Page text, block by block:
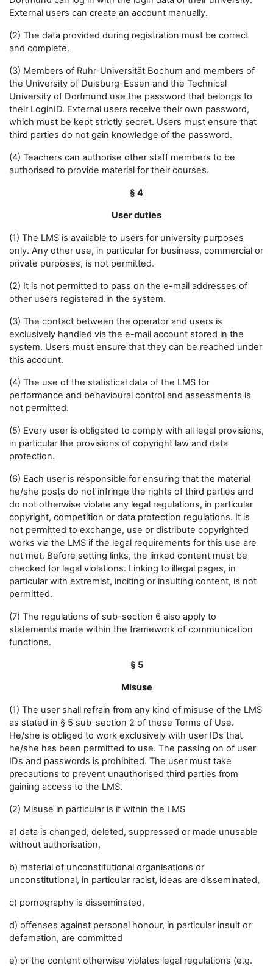
External users can create an account manually.
(2) The data provided during registration must be correct
and complete.
(3) Members of Ruhr-Universität Bochum and members of
the University of Duisburg-Essen and the Technical
University of Dortmund use the password that belongs to
their LoginID. External users receive their own password,
which must be kept strictly secret. Users must ensure that
third parties do not gain knowledge of the password.
(4) Teachers can authorise other staff members to be
authorised to provide material for their courses.
§ 4
User duties
(1) The LMS is available to users for university purposes
only. Any other use, in particular for business, commercial or
private purposes, is not permitted.
(2) It is not permitted to pass on the e-mail addresses of
other users registered in the system.
(3) The contact between the operator and users is
exclusively handled via the e-mail account stored in the
system. Users must ensure that they can be reached under
this account.
(4) The use of the statistical data of the LMS for
performance and behavioural control and assessments is
not permitted.
(5) Every user is obligated to comply with all legal provisions,
in particular the provisions of copyright law and data
protection.
(6) Each user is responsible for ensuring that the material
he/she posts do not infringe the rights of third parties and
do not otherwise violate any legal regulations, in particular
copyright, competition or data protection regulations. It is
not permitted to exchange, use or distribute copyrighted
works via the LMS if the legal requirements for this use are
not met. Before setting links, the linked content must be
checked for legal violations. Linking to illegal pages, in
particular with extremist, inciting or insulting content, is not
permitted.
(7) The regulations of sub-section 6 also apply to
statements made within the framework of communication
functions.
§ 5
Misuse
(1) The user shall refrain from any kind of misuse of the LMS
as stated in § 5 sub-section 2 of these Terms of Use.
He/she is obliged to work exclusively with user IDs that
he/she has been permitted to use. The passing on of user
IDs and passwords is prohibited. The user must take
precautions to prevent unauthorised third parties from
gaining access to the LMS.
(2) Misuse in particular is if within the LMS
a) data is changed, deleted, suppressed or made unusable
without authorisation,
b) material of unconstitutional organisations or
unconstitutional, in particular racist, ideas are disseminated,
c) pornography is disseminated,
d) offenses against personal honour, in particular insult or
defamation, are committed
e) or the content otherwise violates legal regulations (e.g.